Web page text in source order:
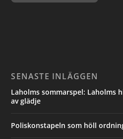
SENASTE INLÄGGEN
Laholms sommarspel: Laholms
av glädje
Poliskonstapeln som höll